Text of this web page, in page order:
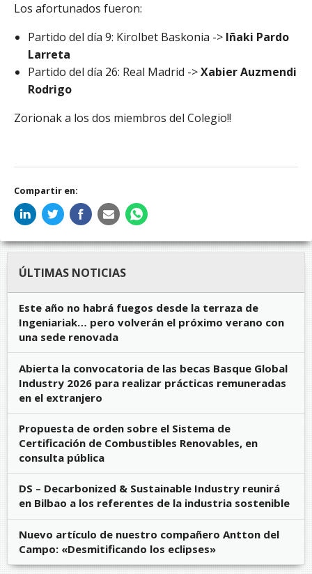
Los afortunados fueron:
Partido del día 9: Kirolbet Baskonia -> Iñaki Pardo
Larreta
Partido del día 26: Real Madrid ->Xabier Auzmendi
Rodrigo
Zorionak a los dos miembros del Colegio!!
Compartir en:
ÚLTIMAS NOTICIAS
Este año no habrá fuegos desde la terraza de
Ingeniariak… pero volverán el próximo verano con
una sede renovada
Abierta la convocatoria de las becas Basque Global
Industry 2026 para realizar prácticas remuneradas
en el extranjero
Propuesta de orden sobre el Sistema de
Certificación de Combustibles Renovables, en
consulta pública
DS – Decarbonized & Sustainable Industry reunirá
en Bilbao a los referentes de la industria sostenible
Nuevo artículo de nuestro compañero Antton del
Campo: «Desmitificando los eclipses»